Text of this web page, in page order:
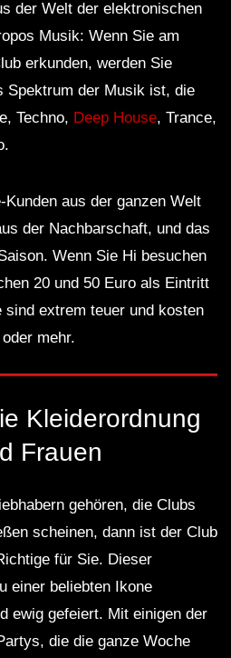
der Welt der elektronischen
Musik: Wenn Sie am
erkunden, werden Sie
Spektrum der Musik ist, die
Techno, Deep House, Trance,
Kunden aus der ganzen Welt
der Nachbarschaft, und das
Wenn Sie Hi besuchen
20 und 50 Euro als Eintritt
sind extrem teuer und kosten
mehr.
Kleiderordnung
Frauen
gehören, die Clubs
scheinen, dann ist der Club
für Sie. Dieser
einer beliebten Ikone
ewig gefeiert. Mit einigen der
die die ganze Woche